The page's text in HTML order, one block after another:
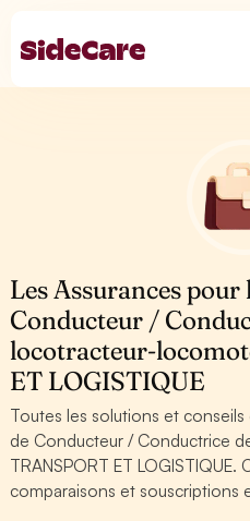
Les Assurances pour
Conducteur /
locotracteur-
ET LOGISTIQUE
Toutes les solutions et
de Conducteur / Conductrice
TRANSPORT ET
comparaisons et souscriptions